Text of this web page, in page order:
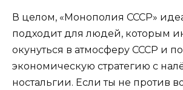
В целом, «Монополия СССР»
подходит для людей, которым
окунуться в атмосферу СССР и
экономическую стратегию с
ностальгии. Если ты не против